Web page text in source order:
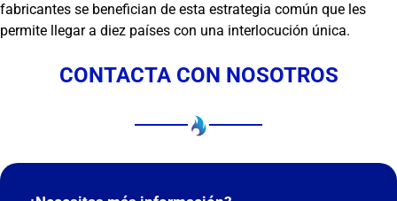
fabricantes se benefician de esta estrategia común que les
permite llegar a diez países con una interlocución única.
CONTACTA CON NOSOTROS